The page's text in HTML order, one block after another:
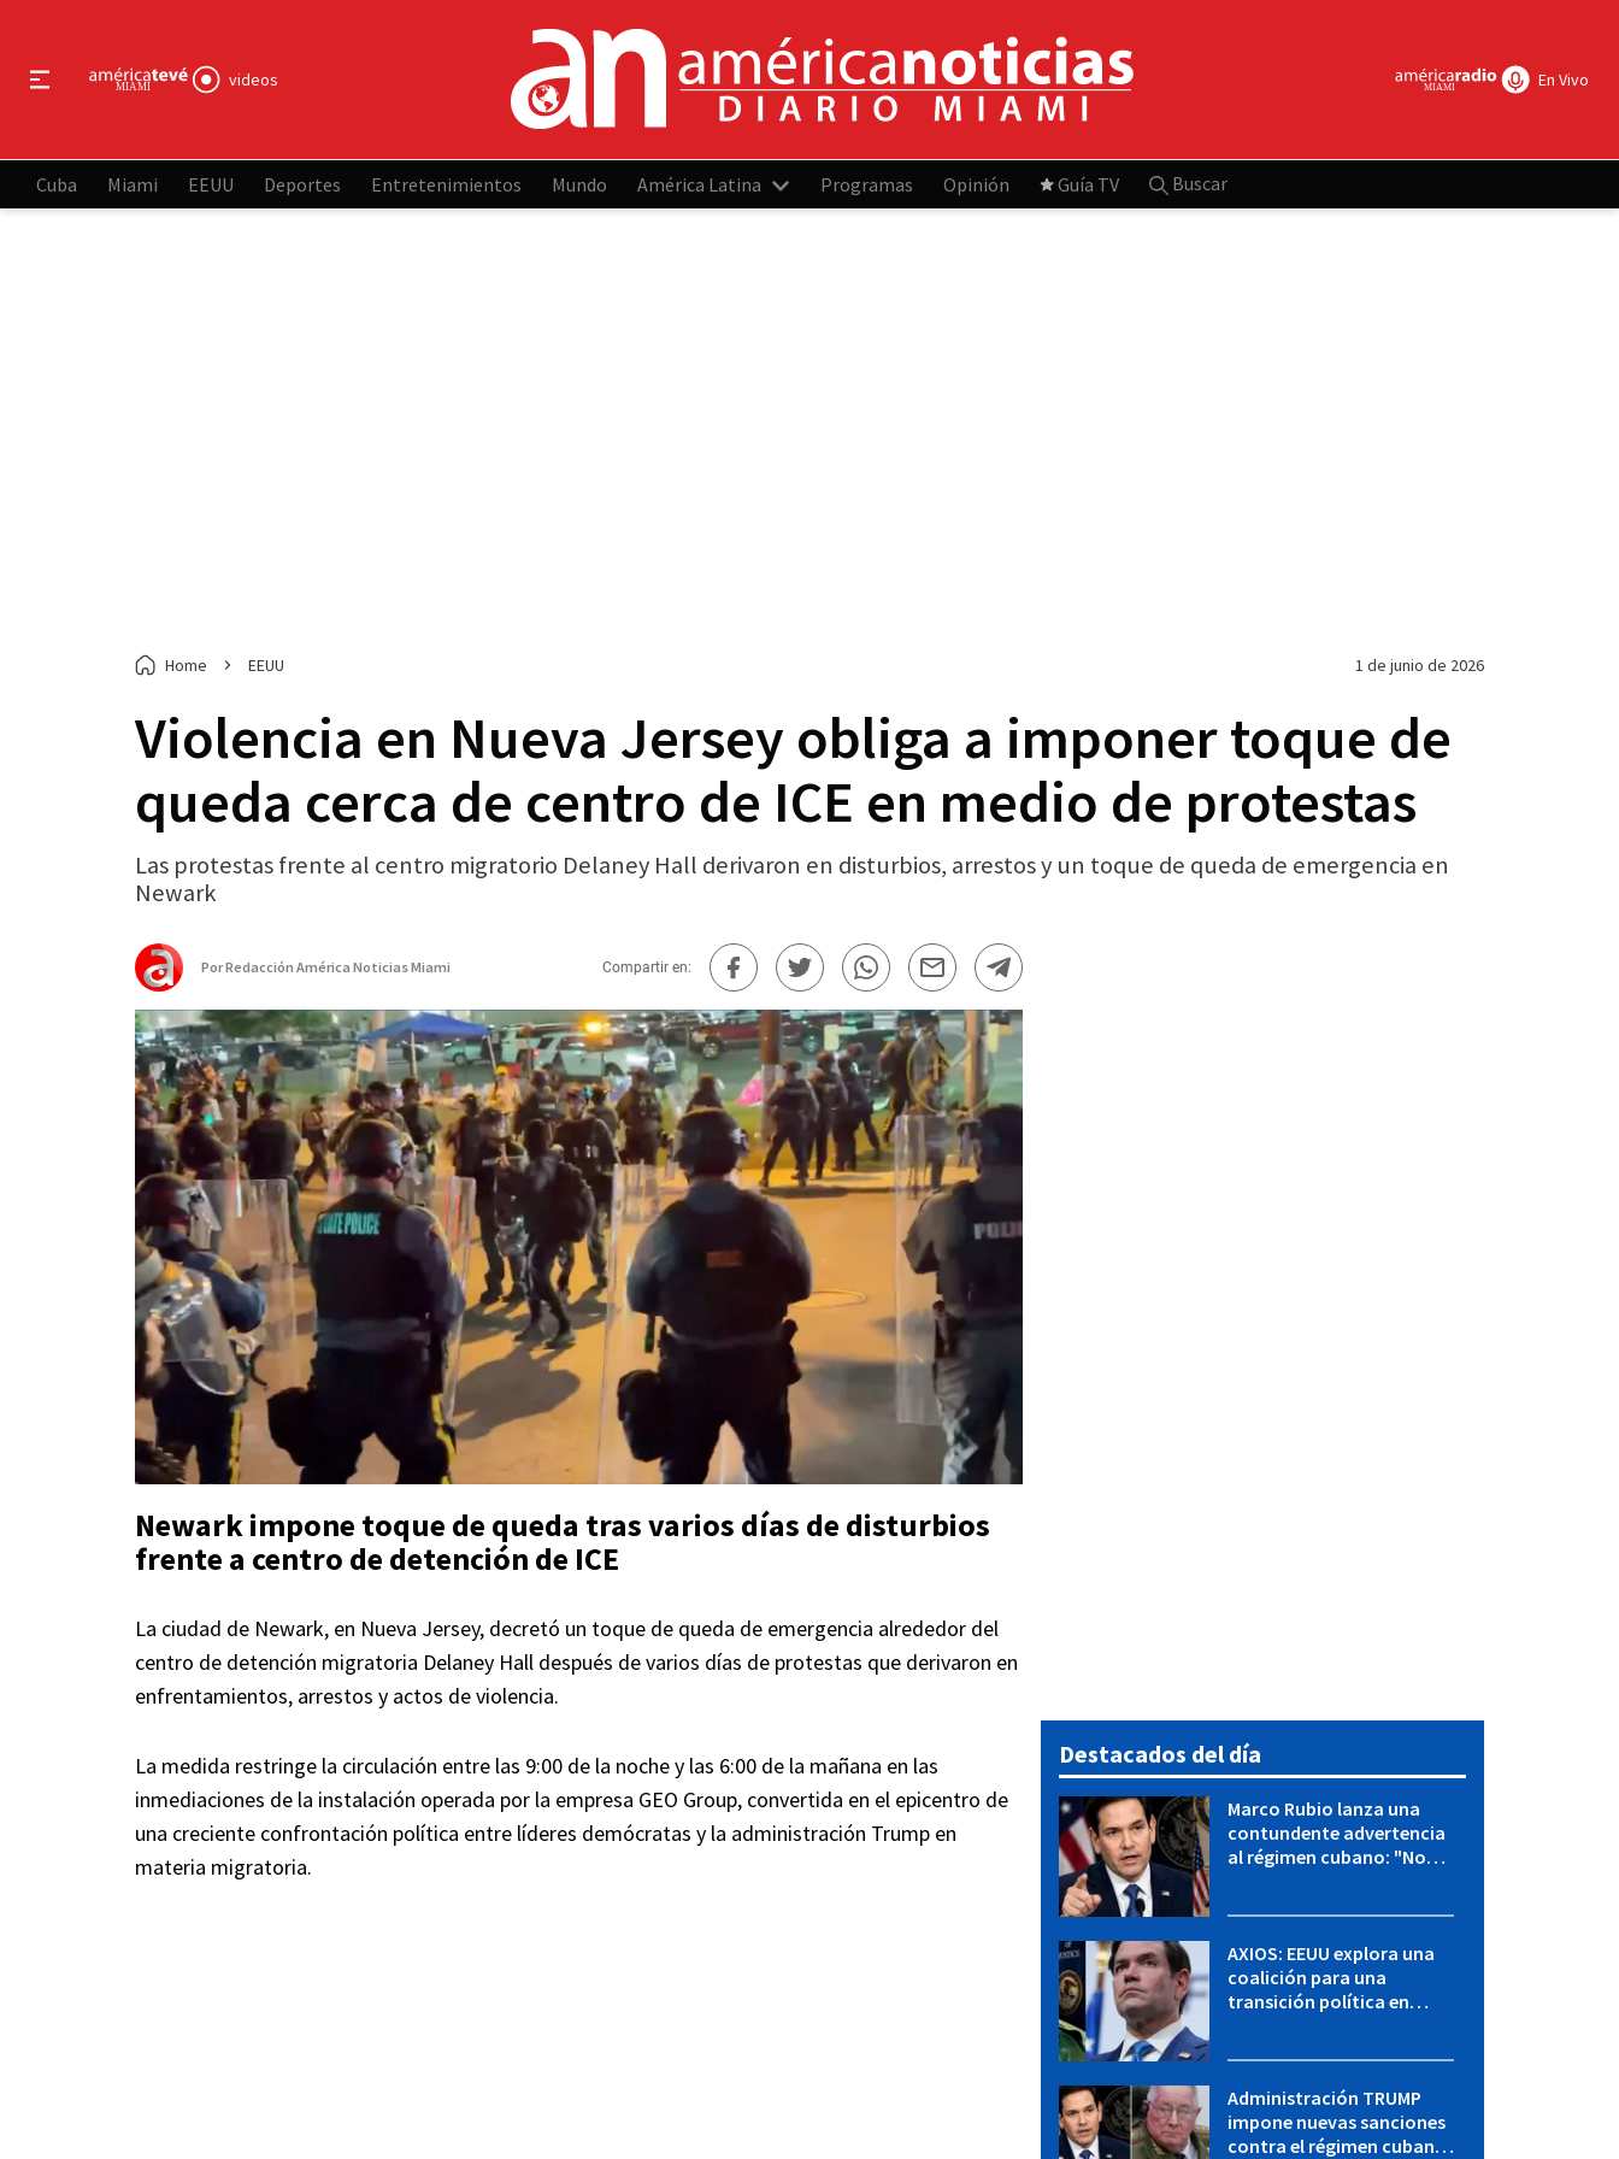
videos En Vivo
Cuba Miami EEUU Deportes Entretenimientos Mundo América Latina Programas Opinión Guía TV Buscar
Home EEUU 1 de junio de 2026
Violencia en Nueva Jersey obliga a imponer toque de
queda cerca de centro de ICE en medio de protestas
Las protestas frente al centro migratorio Delaney Hall derivaron en disturbios, arrestos y un toque de queda de emergencia en
Newark
PorRedacción América Noticias Miami Compartir en:
Newark impone toque de queda tras varios días de disturbios
frente a centro de detención de ICE
La ciudad de Newark, en Nueva Jersey, decretó un toque de queda de emergencia alrededor del
centro de detención migratoria Delaney Hall después de varios días de protestas que derivaron en
enfrentamientos, arrestos y actos de violencia.
La medida restringe la circulación entre las 9:00 de la noche y las 6:00 de la mañana en las
inmediaciones de la instalación operada por la empresa GEO Group, convertida en el epicentro de
una creciente confrontación política entre líderes demócratas y la administración Trump en
materia migratoria.
Destacados del día
Marco Rubio lanza una
contundente advertencia
al régimen cubano: "No
AXIOS: EEUU explora una
coalición para una
transición política en
Administración TRUMP
impone nuevas sanciones
contra el régimen cubano: